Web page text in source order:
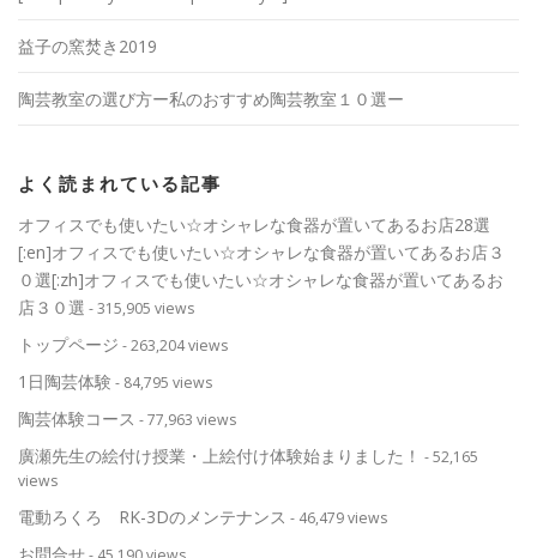
益子の窯焚き2019
陶芸教室の選び方ー私のおすすめ陶芸教室１０選ー
よく読まれている記事
オフィスでも使いたい☆オシャレな食器が置いてあるお店28選
[:en]オフィスでも使いたい☆オシャレな食器が置いてあるお店３
０選[:zh]オフィスでも使いたい☆オシャレな食器が置いてあるお
店３０選 - 315,905 views
トップページ - 263,204 views
1日陶芸体験 - 84,795 views
陶芸体験コース - 77,963 views
廣瀬先生の絵付け授業・上絵付け体験始まりました！ - 52,165
views
電動ろくろ RK-3Dのメンテナンス - 46,479 views